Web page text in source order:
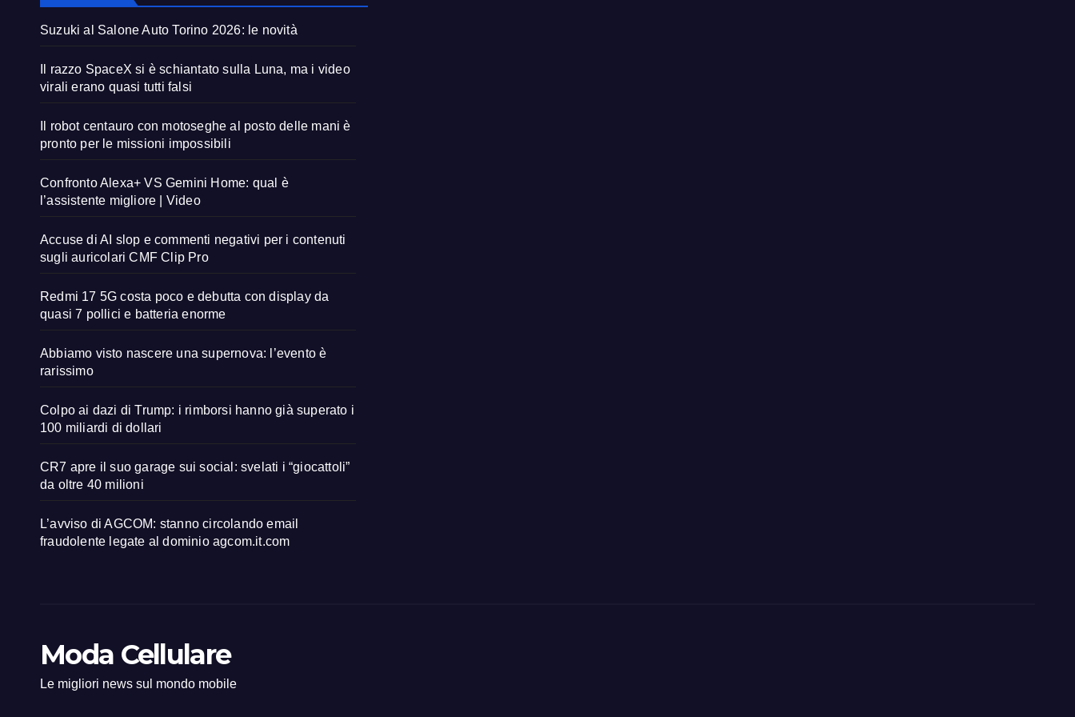
Suzuki al Salone Auto Torino 2026: le novità
Il razzo SpaceX si è schiantato sulla Luna, ma i video
virali erano quasi tutti falsi
Il robot centauro con motoseghe al posto delle mani è
pronto per le missioni impossibili
Confronto Alexa+ VS Gemini Home: qual è
l’assistente migliore | Video
Accuse di AI slop e commenti negativi per i contenuti
sugli auricolari CMF Clip Pro
Redmi 17 5G costa poco e debutta con display da
quasi 7 pollici e batteria enorme
Abbiamo visto nascere una supernova: l’evento è
rarissimo
Colpo ai dazi di Trump: i rimborsi hanno già superato i
100 miliardi di dollari
CR7 apre il suo garage sui social: svelati i “giocattoli”
da oltre 40 milioni
L’avviso di AGCOM: stanno circolando email
fraudolente legate al dominio agcom.it.com
Moda Cellulare
Le migliori news sul mondo mobile